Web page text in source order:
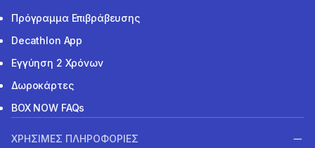
Πρόγραμμα Επιβράβευσης
Decathlon App
Εγγύηση 2 Χρόνων
Δωροκάρτες
BOX NOW FAQs
ΧΡΗΣΙΜΕΣ ΠΛΗΡΟΦΟΡΙΕΣ